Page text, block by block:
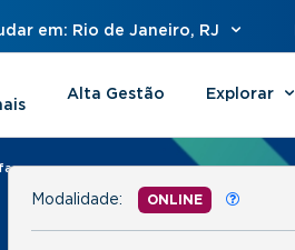
em: Rio de Janeiro, RJ
Alta Gestão Explorar
Modalidade: ONLINE